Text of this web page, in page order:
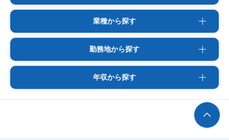
業種から探す
勤務地から探す
年収から探す